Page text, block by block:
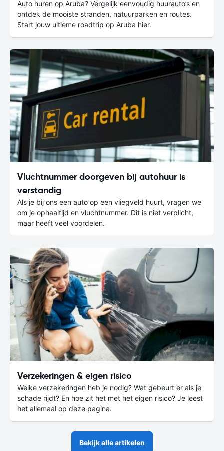
Auto huren op Aruba? Vergelijk eenvoudig huurauto’s en
ontdek de mooiste stranden, natuurparken en routes.
Start jouw ultieme roadtrip op Aruba hier.
Vluchtnummer doorgeven bij autohuur is
verstandig
Als je bij ons een auto op een vliegveld huurt, vragen we
om je ophaaltijd en vluchtnummer. Dit is niet verplicht,
maar heeft veel voordelen.
Verzekeringen & eigen risico
Welke verzekeringen heb je nodig? Wat gebeurt er als je
schade rijdt? En hoe zit het met het eigen risico? Je leest
het allemaal op deze pagina.
Bekijk alle artikelen